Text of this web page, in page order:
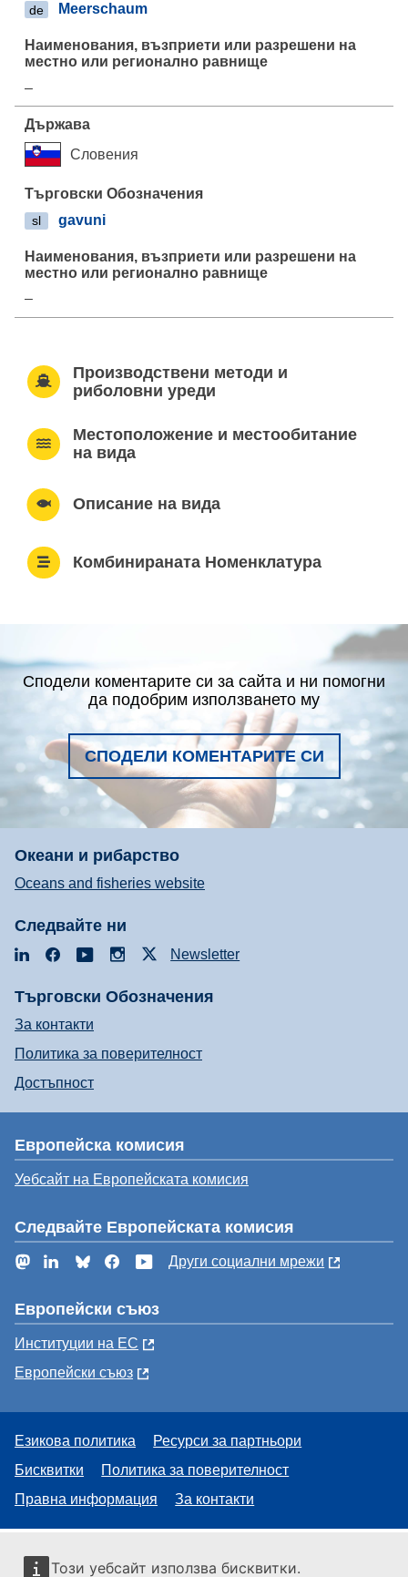
Този уебсайт използва бисквитки.
de Meerschaum
–
Словения
sl gavuni
–
Производствени методи и
риболовни уреди
Местоположение и местообитание
на вида
Описание на вида
Комбинираната Номенклатура
Сподели коментарите си за сайта и ни помогни
да подобрим използването му
СПОДЕЛИ КОМЕНТАРИТЕ СИ
Океани и рибарство
Oceans and fisheries website
Следвайте ни
LinkedInFacebookYouTubeInstagramNewsletter
Търговски Обозначения
За контакти
Политика за поверителност
Достъпност
Европейска комисия
Уебсайт на Европейската комисия
Следвайте Европейската комисия
MastodonLinkedInBlueskyFacebookYouTube
Други социални мрежи
Европейски съюз
Институции на ЕС
Европейски съюз
Езикова политика
Ресурси за партньори
Бисквитки
Политика за поверителност
Правна информация
За контакти